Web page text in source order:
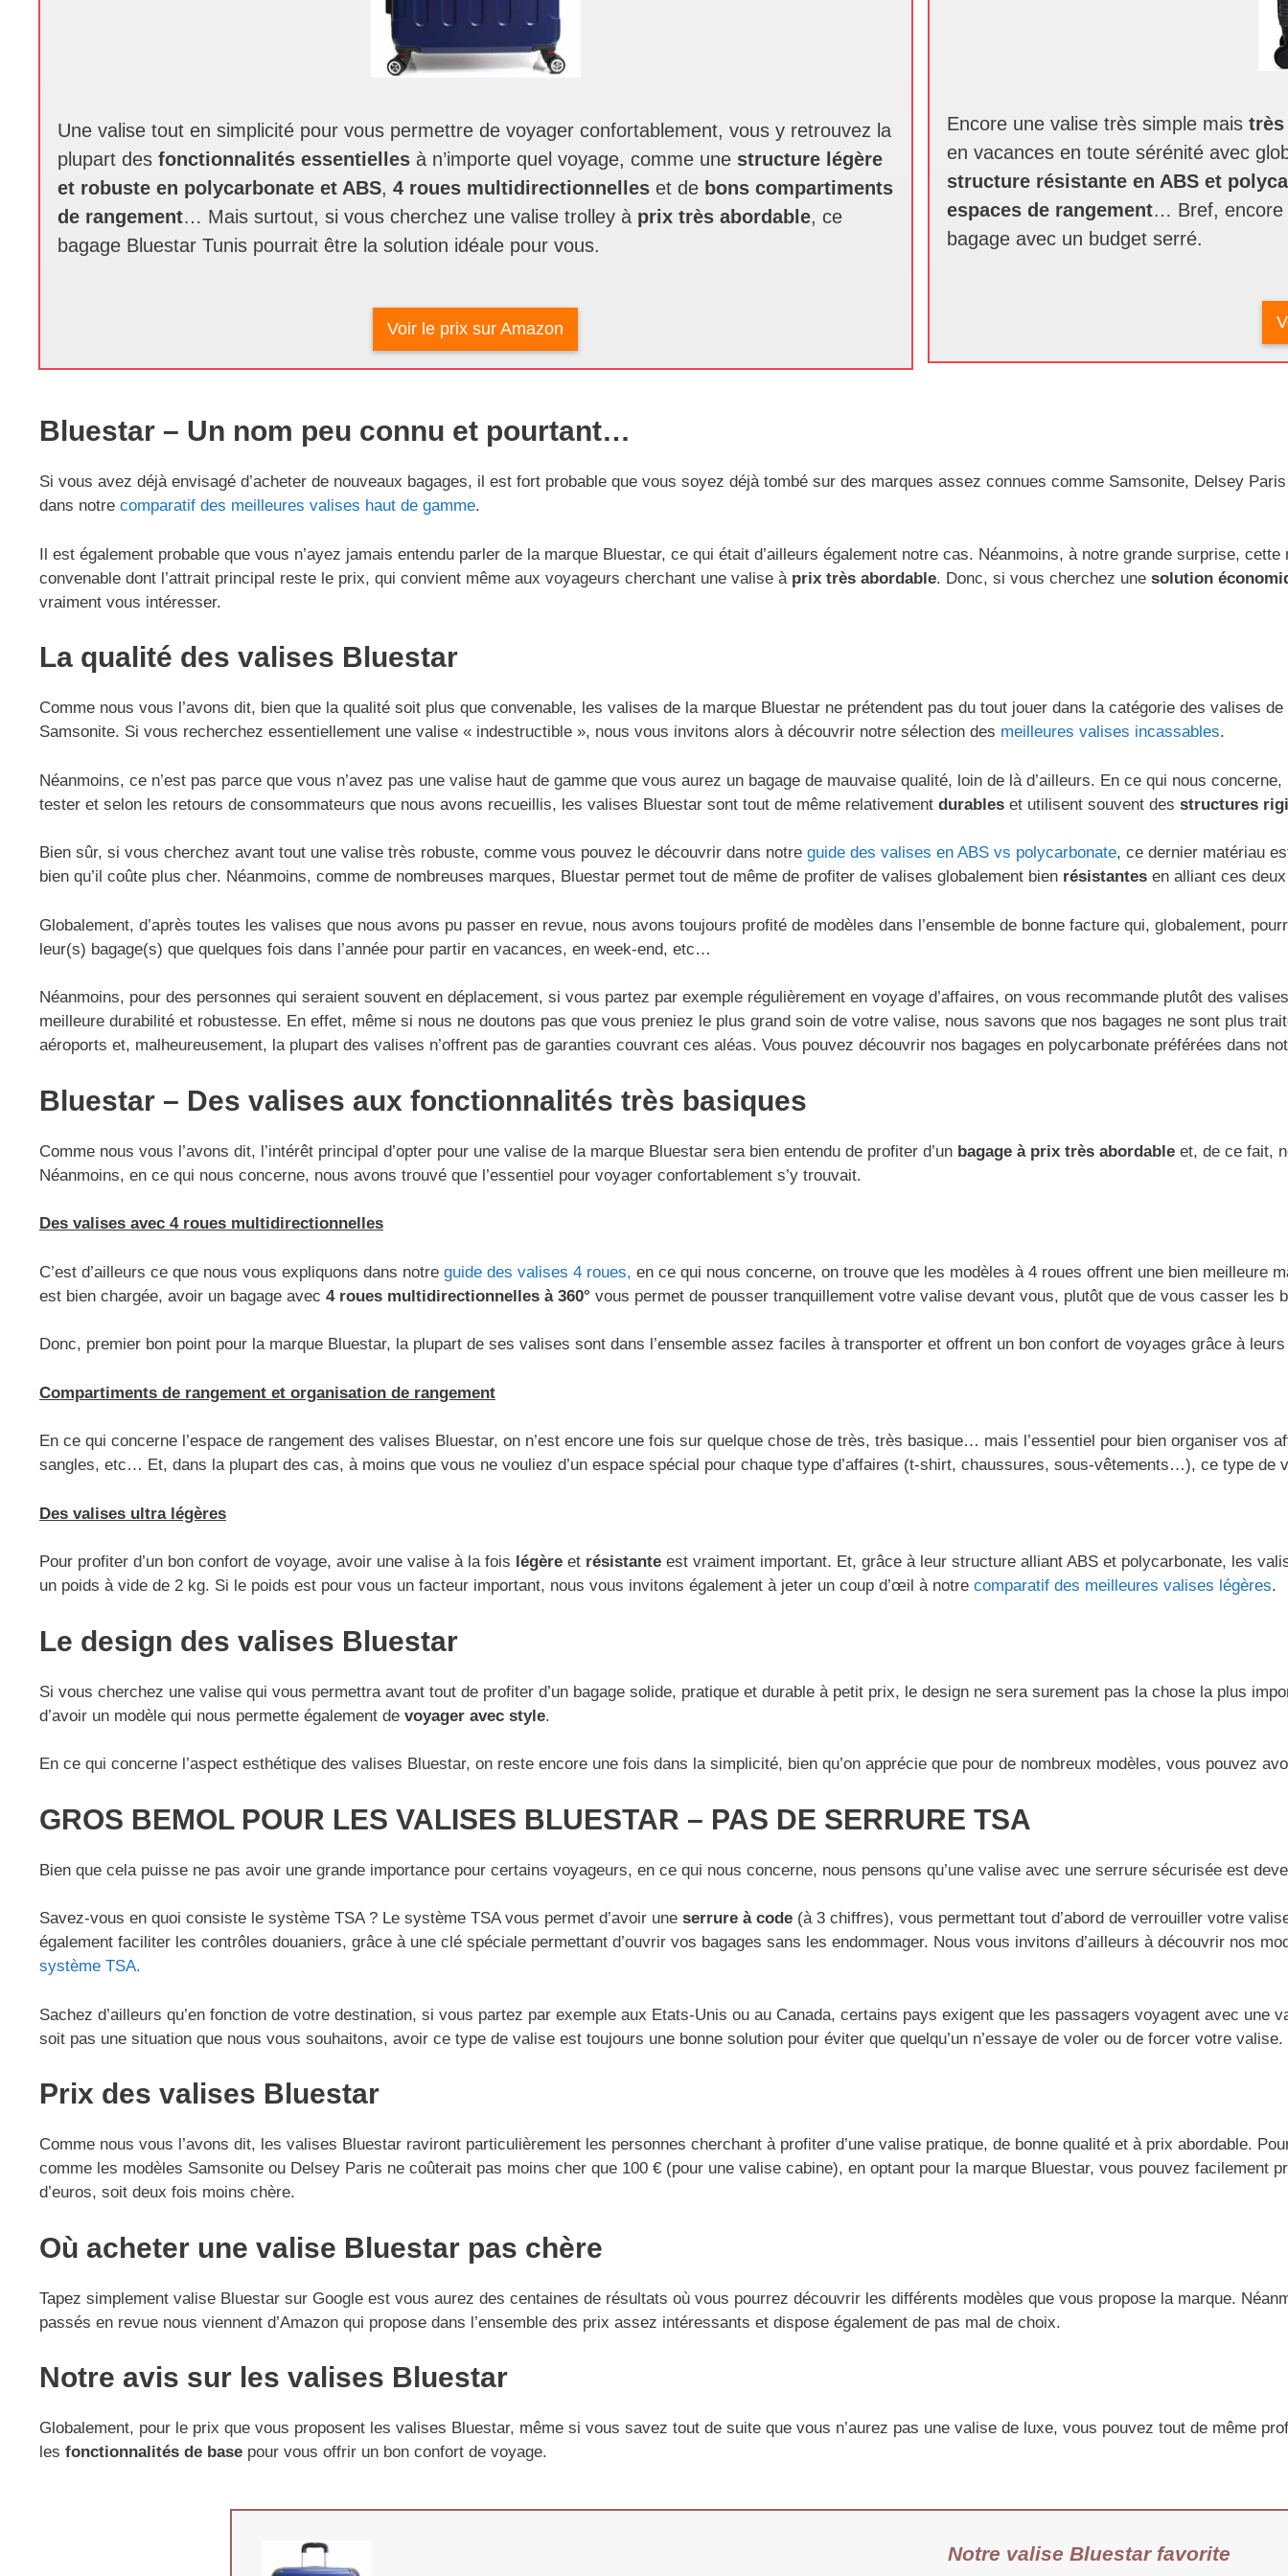
Une valise tout en simplicité pour vous permettre de voyager confortablement, vous y retrouvez la
plupart des fonctionnalités essentielles à n’importe quel voyage, comme une structure légère
et robuste en polycarbonate et ABS, 4 roues multidirectionnelles et de bons compartiments
de rangement… Mais surtout, si vous cherchez une valise trolley à prix très abordable, ce
bagage Bluestar Tunis pourrait être la solution idéale pour vous.
Voir le prix sur Amazon
Encore une valise très simple mais très
en vacances en toute sérénité avec
structure résistante en ABS et
espaces de rangement… Bref, encore
bagage avec un budget serré.
Bluestar – Un nom peu connu et pourtant…
Si vous avez déjà envisagé d’acheter de nouveaux bagages, il est fort probable que vous soyez déjà tombé sur des marques assez connues comme Samsonite, Delsey
dans notre comparatif des meilleures valises haut de gamme.
Il est également probable que vous n’ayez jamais entendu parler de la marque Bluestar, ce qui était d’ailleurs également notre cas. Néanmoins, à notre grande surprise,
convenable dont l’attrait principal reste le prix, qui convient même aux voyageurs cherchant une valise à prix très abordable. Donc, si vous cherchez une solution
vraiment vous intéresser.
La qualité des valises Bluestar
Comme nous vous l’avons dit, bien que la qualité soit plus que convenable, les valises de la marque Bluestar ne prétendent pas du tout jouer dans la catégorie des valises
Samsonite. Si vous recherchez essentiellement une valise « indestructible », nous vous invitons alors à découvrir notre sélection des meilleures valises incassables.
Néanmoins, ce n’est pas parce que vous n’avez pas une valise haut de gamme que vous aurez un bagage de mauvaise qualité, loin de là d’ailleurs. En ce qui nous
tester et selon les retours de consommateurs que nous avons recueillis, les valises Bluestar sont tout de même relativement durables et utilisent souvent des structures
Bien sûr, si vous cherchez avant tout une valise très robuste, comme vous pouvez le découvrir dans notre guide des valises en ABS vs polycarbonate, ce dernier matériau
bien qu’il coûte plus cher. Néanmoins, comme de nombreuses marques, Bluestar permet tout de même de profiter de valises globalement bien résistantes en alliant ces
Globalement, d’après toutes les valises que nous avons pu passer en revue, nous avons toujours profité de modèles dans l’ensemble de bonne facture qui, globalement,
leur(s) bagage(s) que quelques fois dans l’année pour partir en vacances, en week-end, etc…
Néanmoins, pour des personnes qui seraient souvent en déplacement, si vous partez par exemple régulièrement en voyage d’affaires, on vous recommande plutôt des
meilleure durabilité et robustesse. En effet, même si nous ne doutons pas que vous preniez le plus grand soin de votre valise, nous savons que nos bagages ne sont plus
aéroports et, malheureusement, la plupart des valises n’offrent pas de garanties couvrant ces aléas. Vous pouvez découvrir nos bagages en polycarbonate préférées dans
Bluestar – Des valises aux fonctionnalités très basiques
Comme nous vous l’avons dit, l’intérêt principal d’opter pour une valise de la marque Bluestar sera bien entendu de profiter d’un bagage à prix très abordable et, de ce fait,
Néanmoins, en ce qui nous concerne, nous avons trouvé que l’essentiel pour voyager confortablement s’y trouvait.
Des valises avec 4 roues multidirectionnelles
C’est d’ailleurs ce que nous vous expliquons dans notre guide des valises 4 roues, en ce qui nous concerne, on trouve que les modèles à 4 roues offrent une bien meilleure
est bien chargée, avoir un bagage avec 4 roues multidirectionnelles à 360° vous permet de pousser tranquillement votre valise devant vous, plutôt que de vous casser les
Donc, premier bon point pour la marque Bluestar, la plupart de ses valises sont dans l’ensemble assez faciles à transporter et offrent un bon confort de voyages grâce à
Compartiments de rangement et organisation de rangement
En ce qui concerne l’espace de rangement des valises Bluestar, on n’est encore une fois sur quelque chose de très, très basique… mais l’essentiel pour bien organiser vos
sangles, etc… Et, dans la plupart des cas, à moins que vous ne vouliez d’un espace spécial pour chaque type d’affaires (t-shirt, chaussures, sous-vêtements…), ce type de
Des valises ultra légères
Pour profiter d’un bon confort de voyage, avoir une valise à la fois légère et résistante est vraiment important. Et, grâce à leur structure alliant ABS et polycarbonate, les
un poids à vide de 2 kg. Si le poids est pour vous un facteur important, nous vous invitons également à jeter un coup d’œil à notre comparatif des meilleures valises légères.
Le design des valises Bluestar
Si vous cherchez une valise qui vous permettra avant tout de profiter d’un bagage solide, pratique et durable à petit prix, le design ne sera surement pas la chose la plus
d’avoir un modèle qui nous permette également de voyager avec style.
En ce qui concerne l’aspect esthétique des valises Bluestar, on reste encore une fois dans la simplicité, bien qu’on apprécie que pour de nombreux modèles, vous pouvez
GROS BEMOL POUR LES VALISES BLUESTAR – PAS DE SERRURE TSA
Bien que cela puisse ne pas avoir une grande importance pour certains voyageurs, en ce qui nous concerne, nous pensons qu’une valise avec une serrure sécurisée est
Savez-vous en quoi consiste le système TSA ? Le système TSA vous permet d’avoir une serrure à code (à 3 chiffres), vous permettant tout d’abord de verrouiller votre
également faciliter les contrôles douaniers, grâce à une clé spéciale permettant d’ouvrir vos bagages sans les endommager. Nous vous invitons d’ailleurs à découvrir nos
système TSA.
Sachez d’ailleurs qu’en fonction de votre destination, si vous partez par exemple aux Etats-Unis ou au Canada, certains pays exigent que les passagers voyagent avec une
soit pas une situation que nous vous souhaitons, avoir ce type de valise est toujours une bonne solution pour éviter que quelqu’un n’essaye de voler ou de forcer votre valise.
Prix des valises Bluestar
Comme nous vous l’avons dit, les valises Bluestar raviront particulièrement les personnes cherchant à profiter d’une valise pratique, de bonne qualité et à prix abordable.
comme les modèles Samsonite ou Delsey Paris ne coûterait pas moins cher que 100 € (pour une valise cabine), en optant pour la marque Bluestar, vous pouvez facilement
d’euros, soit deux fois moins chère.
Où acheter une valise Bluestar pas chère
Tapez simplement valise Bluestar sur Google est vous aurez des centaines de résultats où vous pourrez découvrir les différents modèles que vous propose la marque.
passés en revue nous viennent d’Amazon qui propose dans l’ensemble des prix assez intéressants et dispose également de pas mal de choix.
Notre avis sur les valises Bluestar
Globalement, pour le prix que vous proposent les valises Bluestar, même si vous savez tout de suite que vous n’aurez pas une valise de luxe, vous pouvez tout de même
les fonctionnalités de base pour vous offrir un bon confort de voyage.
Notre valise Bluestar favorite